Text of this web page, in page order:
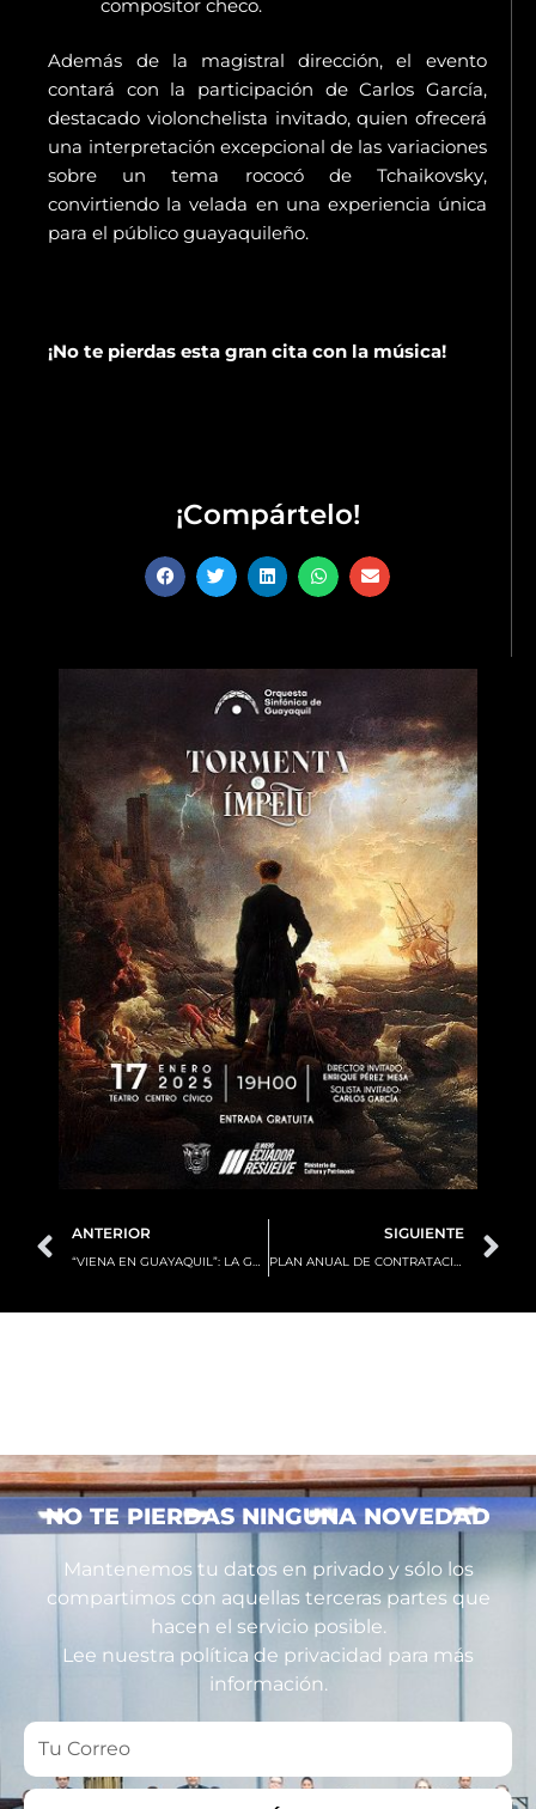
compositor checo.
Además de la magistral dirección, el evento
contará con la participación de Carlos García,
destacado violonchelista invitado, quien ofrecerá
una interpretación excepcional de las variaciones
sobre un tema rococó de Tchaikovsky,
convirtiendo la velada en una experiencia única
para el público guayaquileño.
¡No te pierdas esta gran cita con la música!
¡Compártelo!
ANTERIOR
“VIENA EN GUAYAQUIL”: LA GALA DE AÑO NUEVO REGRESA POR SEGUNDO AÑO CONSECUTIVO
SIGUIENTE
PLAN ANUAL DE CONTRATACIÓN 2025
NO TE PIERDAS NINGUNA NOVEDAD
Mantenemos tu datos en privado y sólo los
compartimos con aquellas terceras partes que
hacen el servicio posible.
Lee nuestra política de privacidad para más
información.
Tu
Correo